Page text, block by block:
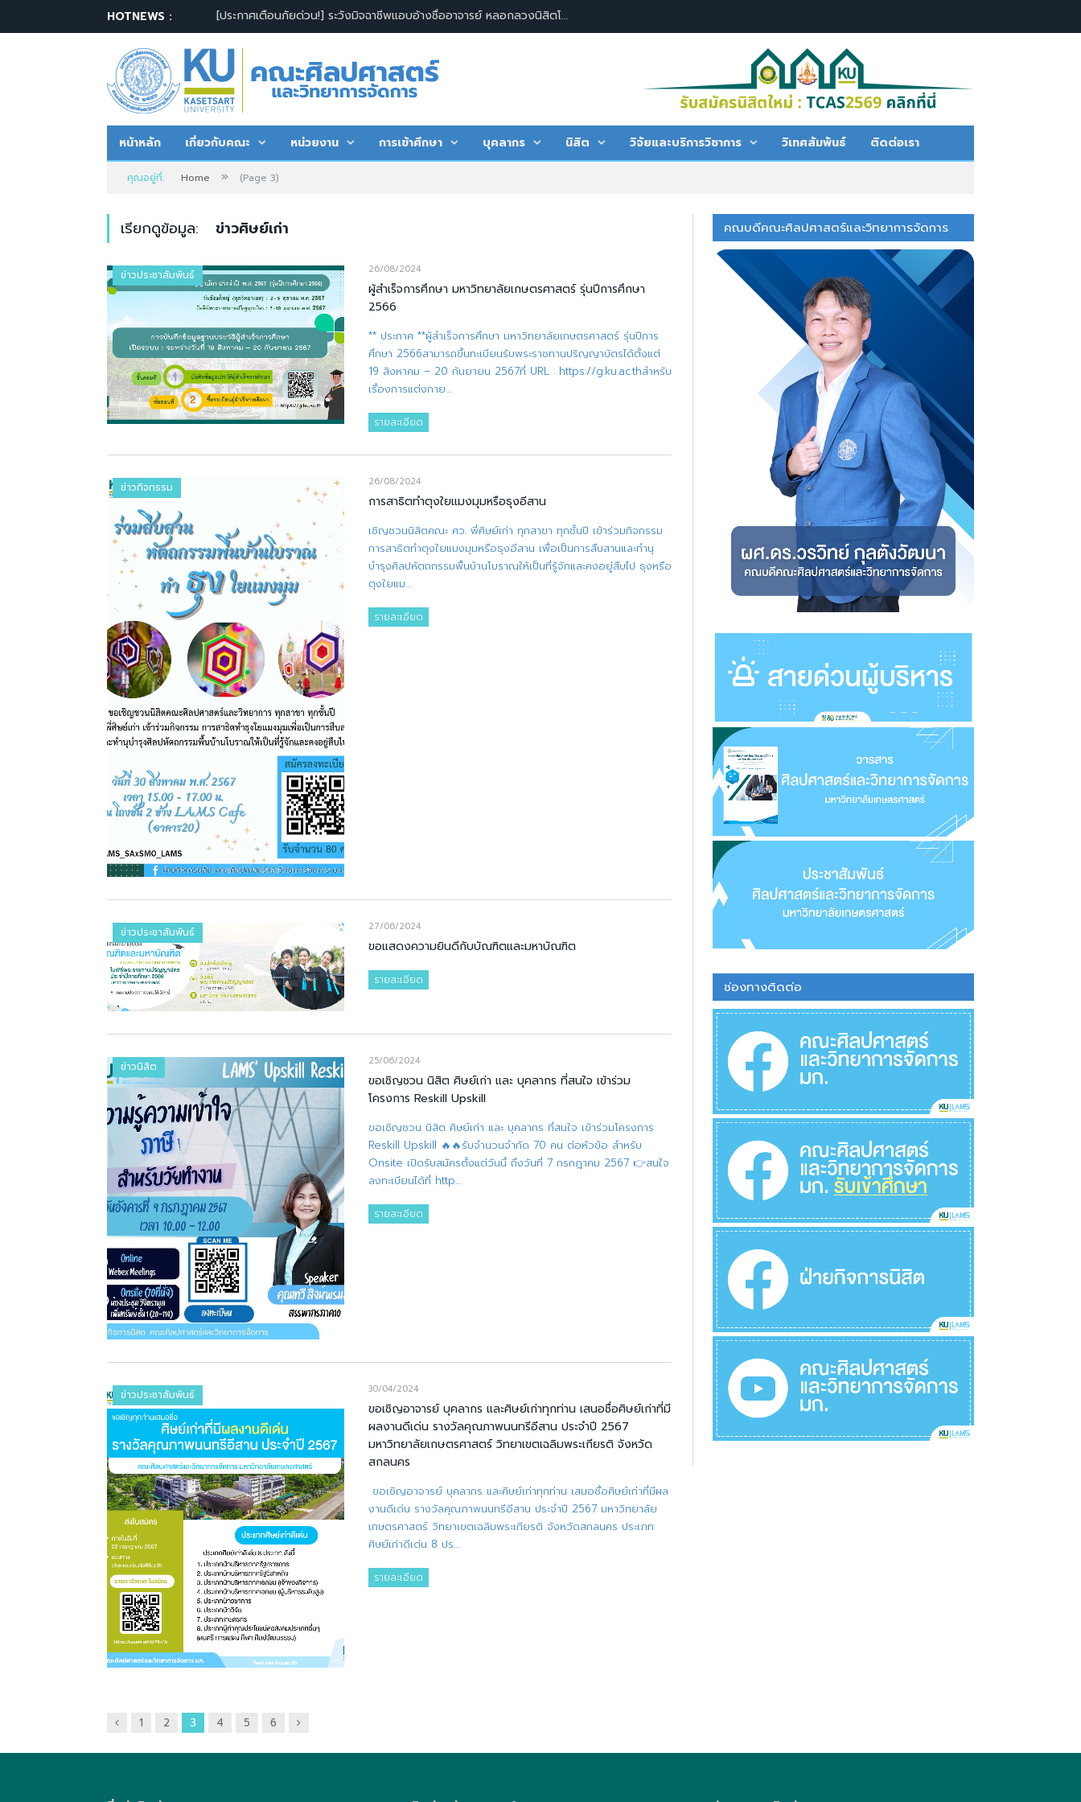
HOTNEWS : วันสถาปนา
หน้าหลัก เกี่ยวกับคณะ หน่วยงาน การเข้าศึกษา บุคลากร นิสิต วิจัยและบริการวิชาการ วิเทศสัมพันธ์ ติดต่อเรา
คุณอยู่ที่: Home » (Page 3)
เรียกดูข้อมูล: ข่าวศิษย์เก่า
ข่าวประชาสัมพันธ์ 26/08/2024
ผู้สำเร็จการศึกษา มหาวิทยาลัยเกษตรศาสตร์ รุ่นปีการศึกษา
2566
** ประกาศ **ผู้สำเร็จการศึกษา มหาวิทยาลัยเกษตรศาสตร์ รุ่นปีการ
ศึกษา 2566สามารถขึ้นทะเบียนรับพระราชทานปริญญาบัตรได้ตั้งแต่
19 สิงหาคม – 20 กันยายน 2567ที่ URL : https://g.ku.ac.thสำหรับ
เรื่องการแต่งกาย…
รายละเอียด
ข่าวกิจกรรม 26/08/2024
การสาธิตทำตุงใยแมงมุมหรือธุงอีสาน
เชิญชวนนิสิตคณะ ศว. พี่ศิษย์เก่า ทุกสาขา ทุกชั้นปี เข้าร่วมกิจกรรม
การสาธิตทำตุงใยแมงมุมหรือธุงอีสาน เพื่อเป็นการสืบสานและทำนุ
บำรุงศิลปหัตถกรรมพื้นบ้านโบราณให้เป็นที่รู้จักและคงอยู่สืบไป ธุงหรือ
ตุงใยแม…
รายละเอียด
ข่าวประชาสัมพันธ์ 27/06/2024
ขอแสดงความยินดีกับบัณฑิตและมหาบัณฑิต
รายละเอียด
ข่าวนิสิต 25/06/2024
ขอเชิญชวน นิสิต ศิษย์เก่า และ บุคลากร ที่สนใจ เข้าร่วม
โครงการ Reskill Upskill
ขอเชิญชวน นิสิต ศิษย์เก่า และ บุคลากร ที่สนใจ เข้าร่วมโครงการ
Reskill Upskill 🔥🔥รับจำนวนจำกัด 70 คน ต่อหัวข้อ สำหรับ
Onsite เปิดรับสมัครตั้งแต่วันนี้ ถึงวันที่ 7 กรกฎาคม 2567 👉สนใจ
ลงทะเบียนได้ที่ http…
รายละเอียด
ข่าวประชาสัมพันธ์ 30/04/2024
ขอเชิญอาจารย์ บุคลากร และศิษย์เก่าทุกท่าน เสนอชื่อศิษย์เก่าที่มี
ผลงานดีเด่น รางวัลคุณภาพนนทรีอีสาน ประจำปี 2567
มหาวิทยาลัยเกษตรศาสตร์ วิทยาเขตเฉลิมพระเกียรติ จังหวัด
สกลนคร
ขอเชิญอาจารย์ บุคลากร และศิษย์เก่าทุกท่าน เสนอชื่อศิษย์เก่าที่มีผล
งานดีเด่น รางวัลคุณภาพนนทรีอีสาน ประจำปี 2567 มหาวิทยาลัย
เกษตรศาสตร์ วิทยาเขตเฉลิมพระเกียรติ จังหวัดสกลนคร ประเภท
ศิษย์เก่าดีเด่น 8 ปร…
รายละเอียด
ก่อน
1 2 3 4 5 6
ถัด
คณบดีคณะศิลปศาสตร์และวิทยาการจัดการ
ช่องทางติดต่อ